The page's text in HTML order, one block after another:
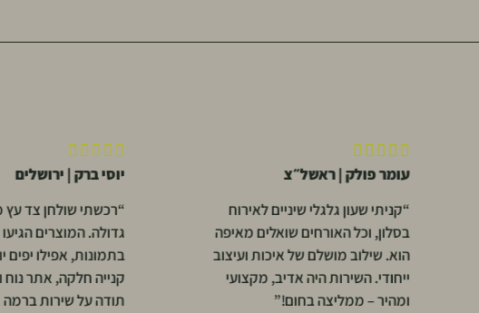
עומר פולק | ראשל״צ
“קניתי שעון גלגלי שיניים לאירוח
בסלון, וכל האורחים שואלים מאיפה
הוא. שילוב מושלם של איכות ועיצוב
ייחודי. השירות היה אדיב, מקצועי
ומהיר – ממליצה בחום!”
יוסי ברק | ירושלים
“רכשתי שולחן צד עץ מנגו ומראה
גדולה. המוצרים הגיעו בדיוק כמו
בתמונות, אפילו יפים יותר. חווית
קנייה חלקה, אתר נוח ומשלוח מהיר.
תודה על שירות ברמה גבוהה!”